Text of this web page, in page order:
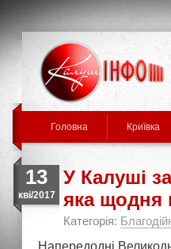
Головна Криївка
13
кві/2017
У Калуші
яка щодня
Категорія:
Напередодні